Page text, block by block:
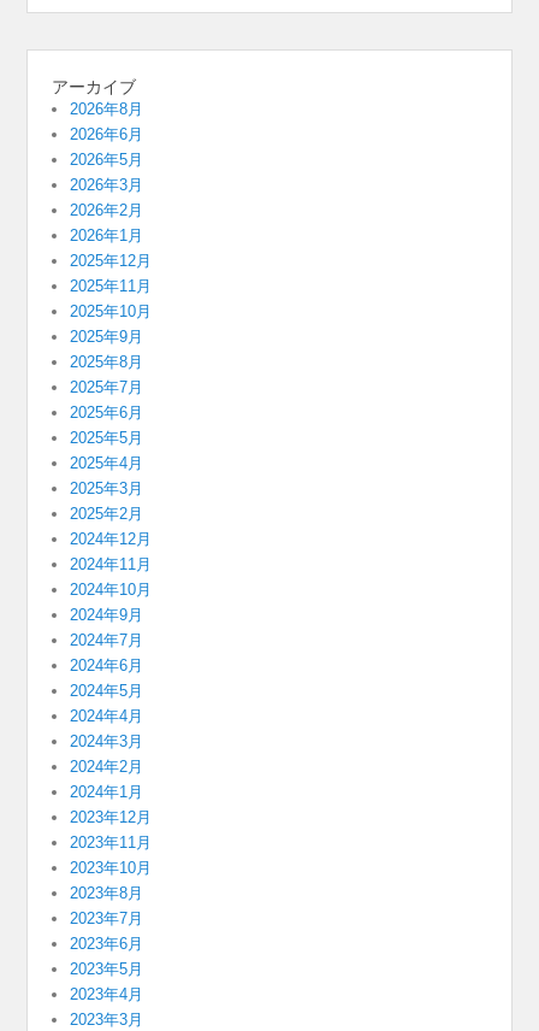
アーカイブ
2026年8月
2026年6月
2026年5月
2026年3月
2026年2月
2026年1月
2025年12月
2025年11月
2025年10月
2025年9月
2025年8月
2025年7月
2025年6月
2025年5月
2025年4月
2025年3月
2025年2月
2024年12月
2024年11月
2024年10月
2024年9月
2024年7月
2024年6月
2024年5月
2024年4月
2024年3月
2024年2月
2024年1月
2023年12月
2023年11月
2023年10月
2023年8月
2023年7月
2023年6月
2023年5月
2023年4月
2023年3月